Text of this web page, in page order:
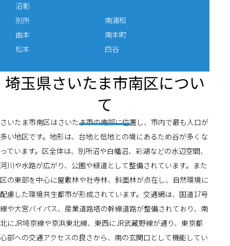
沼影
別所
曲本
松本
南浦和
南本町
四谷
埼玉県さいたま市南区につい
て
さいたま市南区はさいたま市の南部に位置し、市内で最も人口が
多い地区です。地形は、台地と低地との境にあるため谷が多くな
っています。区全体は、別所沼や白幡沼、彩湖などの水辺空間、
河川や水路が広がり、公園や緑道として整備されています。また
区の東部を中心に屋敷林や社寺林、斜面林が点在し、自然環境に
配慮した環境共生都市が形成されています。交通網は、国道17号
線や大宮バイパス、産業道路塔の幹線道路が整備されており、南
北にJR埼京線や京浜東北線、東西にJR武蔵野線が通り、東京都
心部への交通アクセスの良さから、南の玄関口として機能してい